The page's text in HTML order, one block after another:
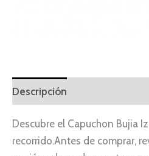
Descripción
Descubre el Capuchon Bujia
recorrido.Antes de comprar,